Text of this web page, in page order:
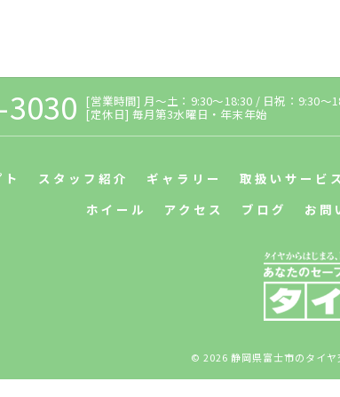
[営業時間] 月～土：9:30～18:30 / 日祝：9:30～
[定休日] 毎月第3水曜日・年末年始
スタッフ紹介 ギャラリー 取扱いサービス
ホイール
アクセス ブログ お問
© 2026 静岡県富士市のタイヤ